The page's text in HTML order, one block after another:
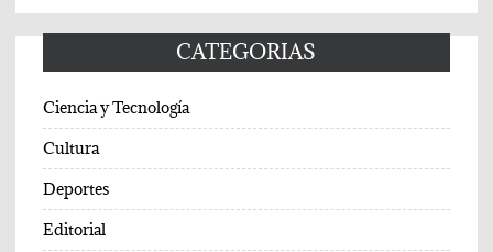
CATEGORIAS
Ciencia y Tecnología
Cultura
Deportes
Editorial